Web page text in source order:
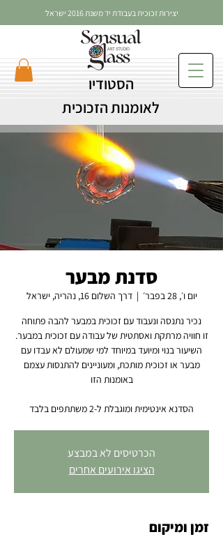
הסטודיו
לאומנות הזכוכית
יצירות זכוכית בעבודת יד משנת 2016 ישראל
סדנת מבער
יום ו׳, 28 בפבר׳
  |
דרך השלום 16, נהריה, ישראל
השיעור בנוי ומיועד במיוחד למי שמעולם לא עבדו עם
מבער או זכוכית מותכת, ומעוניינים להתנסות עצמם
הסדנא אינטימית ומוגבלת ל-2 משתתפים בלבד
הכרטיסים לא במבצע
הציגו אירועים אחרים
זמן ומיקום